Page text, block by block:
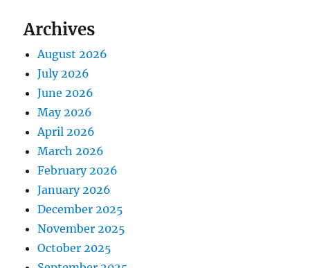
Archives
August 2026
July 2026
June 2026
May 2026
April 2026
March 2026
February 2026
January 2026
December 2025
November 2025
October 2025